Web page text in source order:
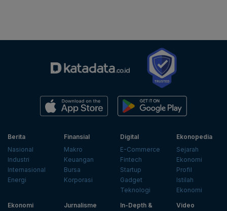
Berita
Nasional
Industri
Internasional
Energi
Finansial
Makro
Keuangan
Bursa
Korporasi
Digital
E-Commerce
Fintech
Startup
Gadget
Teknologi
Ekonopedia
Sejarah
Ekonomi
Profil
Istilah
Ekonomi
Ekonomi
Jurnalisme
In-Depth &
Video